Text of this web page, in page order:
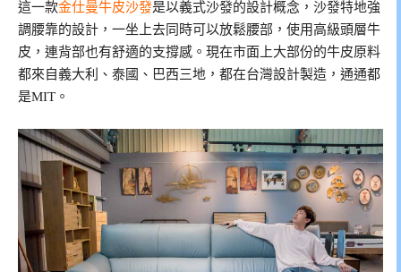
這一款金仕曼牛皮沙發是以義式沙發的設計概念，沙發特地強
調腰靠的設計，一坐上去同時可以放鬆腰部，使用高級頭層牛
皮，連背部也有舒適的支撐感。現在市面上大部份的牛皮原料
都來自義大利、泰國、巴西三地，都在台灣設計製造，通通都
是MIT。